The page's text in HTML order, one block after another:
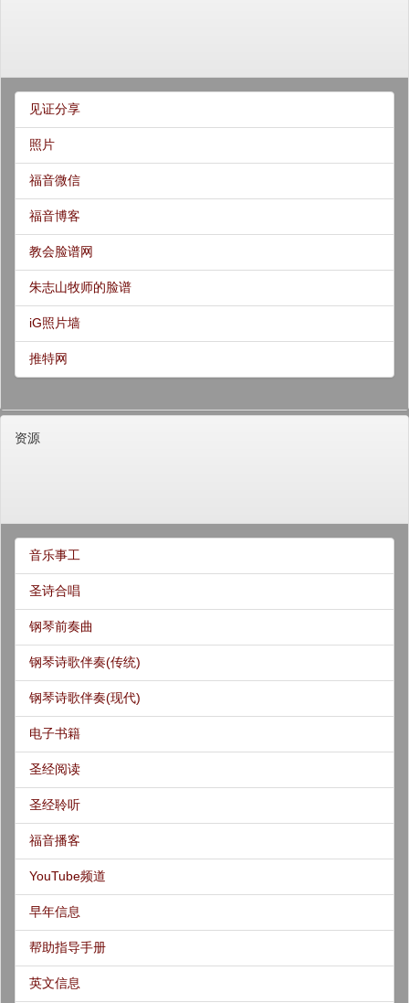
见证分享
照片
福音微信
福音博客
教会脸谱网
朱志山牧师的脸谱
iG照片墙
推特网
资源
音乐事工
圣诗合唱
钢琴前奏曲
钢琴诗歌伴奏(传统)
钢琴诗歌伴奏(现代)
电子书籍
圣经阅读
圣经聆听
福音播客
YouTube频道
早年信息
帮助指导手册
英文信息